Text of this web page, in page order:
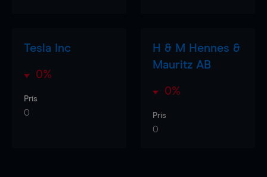
Tesla Inc
0%
Pris
0
H & M Hennes &
Mauritz AB
0%
Pris
0